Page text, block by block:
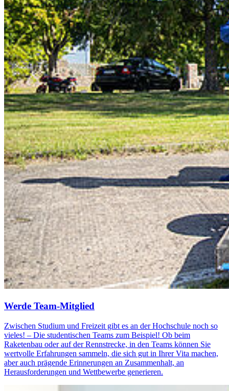
Werde Team-Mit­glied
Zwischen Studium und Freizeit gibt es an der Hochschule noch so
vieles! – Die studentischen Teams zum Beispiel! Ob beim
Raketenbau oder auf der Rennstrecke, in den Teams können Sie
wertvolle Erfahrungen sammeln, die sich gut in Ihrer Vita machen,
aber auch prägende Erinnerungen an Zusammenhalt, an
Herausforderungen und Wettbewerbe generieren.